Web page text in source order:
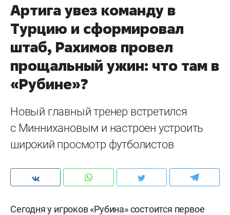
Артига увез команду в
Турцию и сформировал
штаб, Рахимов провел
прощальный ужин: что там в
«Рубине»?
Новый главный тренер встретился
с Миннихановым и настроен устроить
широкий просмотр футболистов
Сегодня у игроков «Рубина» состоится первое